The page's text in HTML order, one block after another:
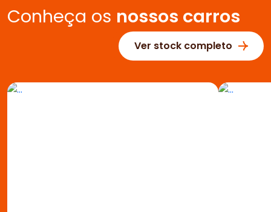
Conheça os nossos carros
Ver stock completo